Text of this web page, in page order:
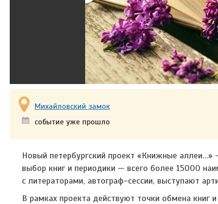
Михайловский замок
событие уже прошло
Новый петербургский проект «Книжные
выбор книг и периодики — всего более 15000
с литераторами, автограф-сессии, выступают
В рамках проекта действуют точки обмена